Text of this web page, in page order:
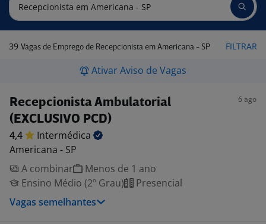
39 Vagas de Emprego de Recepcionista em Americana - SP FILTRAR
Ativar Aviso de Vagas
Recepcionista Ambulatorial
(EXCLUSIVO PCD)
6 ago
4,4
Intermédica
Americana - SP
A combinar
Menos de 1 ano
Ensino Médio (2º Grau)
Presencial
Vagas semelhantes